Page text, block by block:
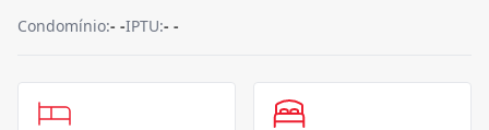
Condomínio:- -IPTU:- -